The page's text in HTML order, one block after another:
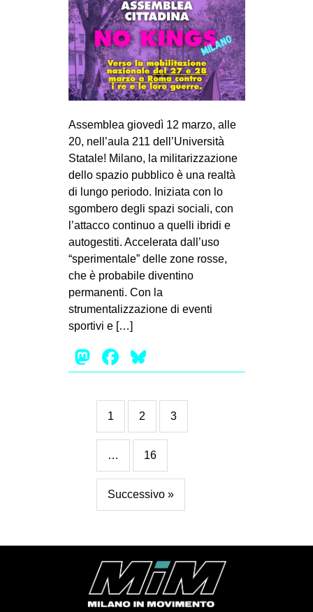
Assemblea giovedì 12 marzo, alle
20, nell’aula 211 dell’Università
Statale! Milano, la militarizzazione
dello spazio pubblico è una realtà
di lungo periodo. Iniziata con lo
sgombero degli spazi sociali, con
l’attacco continuo a quelli ibridi e
autogestiti. Accelerata dall’uso
“sperimentale” delle zone rosse,
che è probabile diventino
permanenti. Con la
strumentalizzazione di eventi
sportivi e […]
Mastodon
Facebook
1 2 3
… 16
Successivo »